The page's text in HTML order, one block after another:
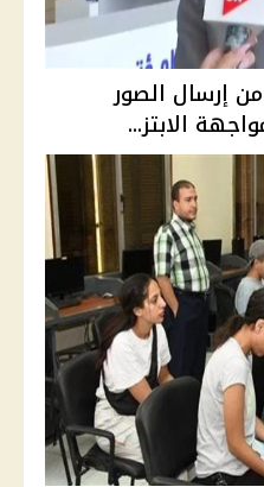
إرسال الصور
الابتز...